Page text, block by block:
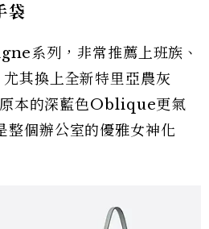
袋
系列，非常推薦上班族、
其換上全新特里亞農灰
本的深藍色Oblique更氣
整個辦公室的優雅女神化